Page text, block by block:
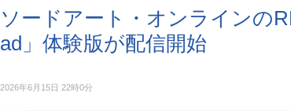
ソードアート・オンラインの
ad」体験版が配信開始
2026年6月15日 22時0分